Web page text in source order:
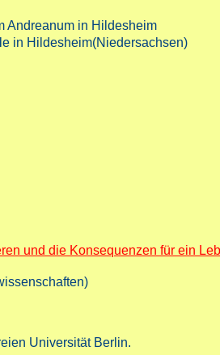
Andreanum in Hildesheim
in Hildesheim(Niedersachsen)
und die Konsequenzen für ein
Universität Berlin.